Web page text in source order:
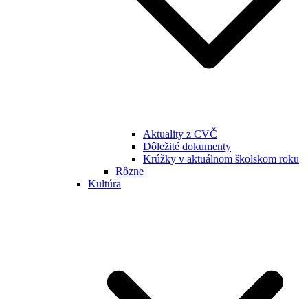
Aktuality z CVČ
Dôležité dokumenty
Krúžky v aktuálnom školskom roku
Rôzne
Kultúra